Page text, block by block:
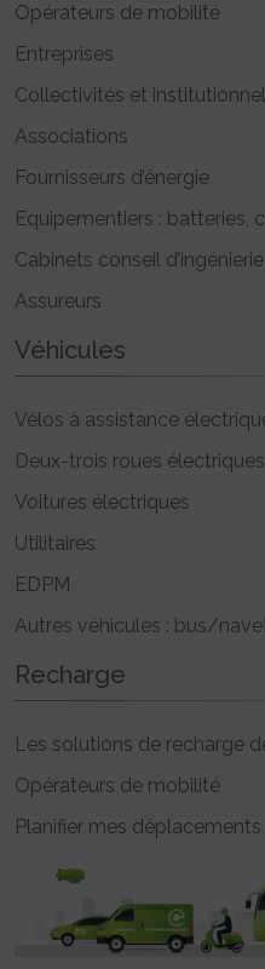
Opérateurs de mobilité
Entreprises
Collectivités et
Associations
Fournisseurs d’énergie
Equipementiers : batteries,
Cabinets conseil
Assureurs
Véhicules
Vélos à assistance
Deux-trois roues électriques
Voitures électriques
Utilitaires
EDPM
Autres véhicules : bus/
Recharge
Les solutions de recharge
Opérateurs de mobilité
Planifier mes